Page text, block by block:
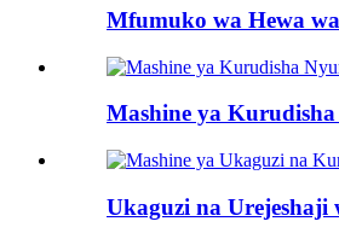
Mfumuko wa Hewa
Mashine ya
Ukaguzi na Urejeshaji